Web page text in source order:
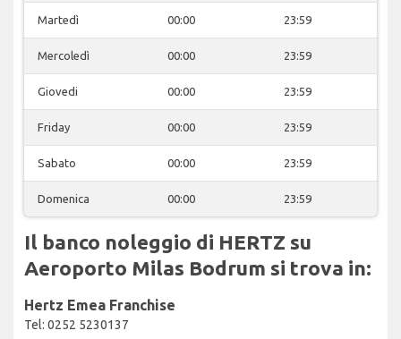
Martedì 00:00 23:59
Mercoledì 00:00 23:59
Giovedi 00:00 23:59
Friday 00:00 23:59
Sabato 00:00 23:59
Domenica 00:00 23:59
Il banco noleggio di HERTZ su
Aeroporto Milas Bodrum si trova in:
Hertz Emea Franchise
Tel: 0252 5230137